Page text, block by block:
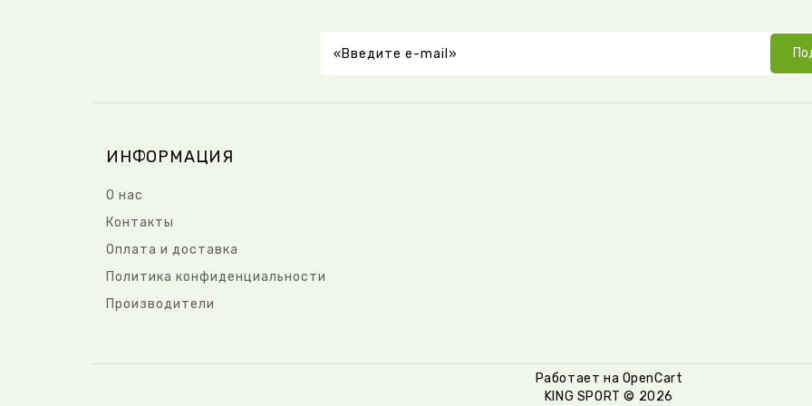
ИНФОРМАЦИЯ
О нас
Контакты
Оплата и доставка
Политика конфиденциальности
Производители
Работает на OpenCart
KING SPORT © 2026